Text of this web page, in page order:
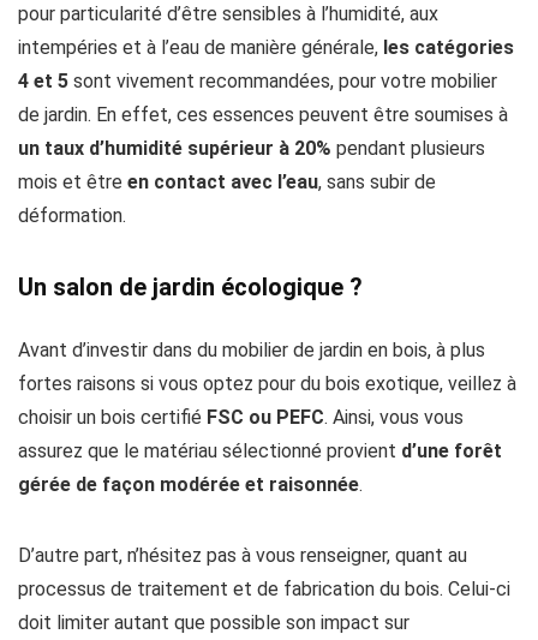
pour particularité d’être sensibles à l’humidité, aux
intempéries et à l’eau de manière générale, les catégories
4 et 5 sont vivement recommandées, pour votre mobilier
de jardin. En effet, ces essences peuvent être soumises à
un taux d’humidité supérieur à 20% pendant plusieurs
mois et être en contact avec l’eau, sans subir de
déformation.
Un salon de jardin écologique ?
Avant d’investir dans du mobilier de jardin en bois, à plus
fortes raisons si vous optez pour du bois exotique, veillez à
choisir un bois certifié FSC ou PEFC. Ainsi, vous vous
assurez que le matériau sélectionné provient d’une forêt
gérée de façon modérée et raisonnée.
D’autre part, n’hésitez pas à vous renseigner, quant au
processus de traitement et de fabrication du bois. Celui-ci
doit limiter autant que possible son impact sur